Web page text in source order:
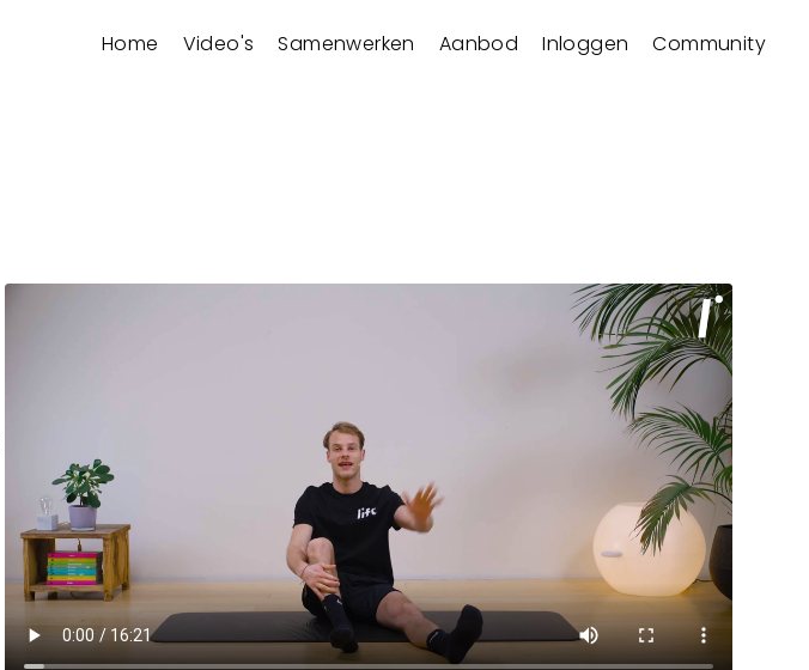
Home Video's Samenwerken Aanbod Inloggen Community